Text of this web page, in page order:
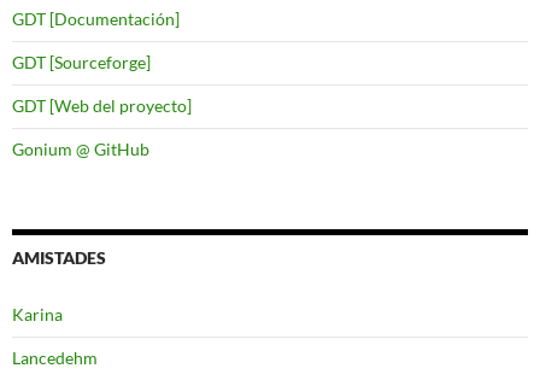
GDT [Documentación]
GDT [Sourceforge]
GDT [Web del proyecto]
Gonium @ GitHub
AMISTADES
Karina
Lancedehm